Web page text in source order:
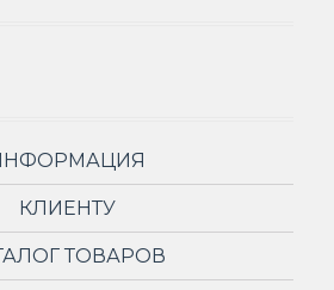
КЛИЕНТУ
ТОВАРОВ